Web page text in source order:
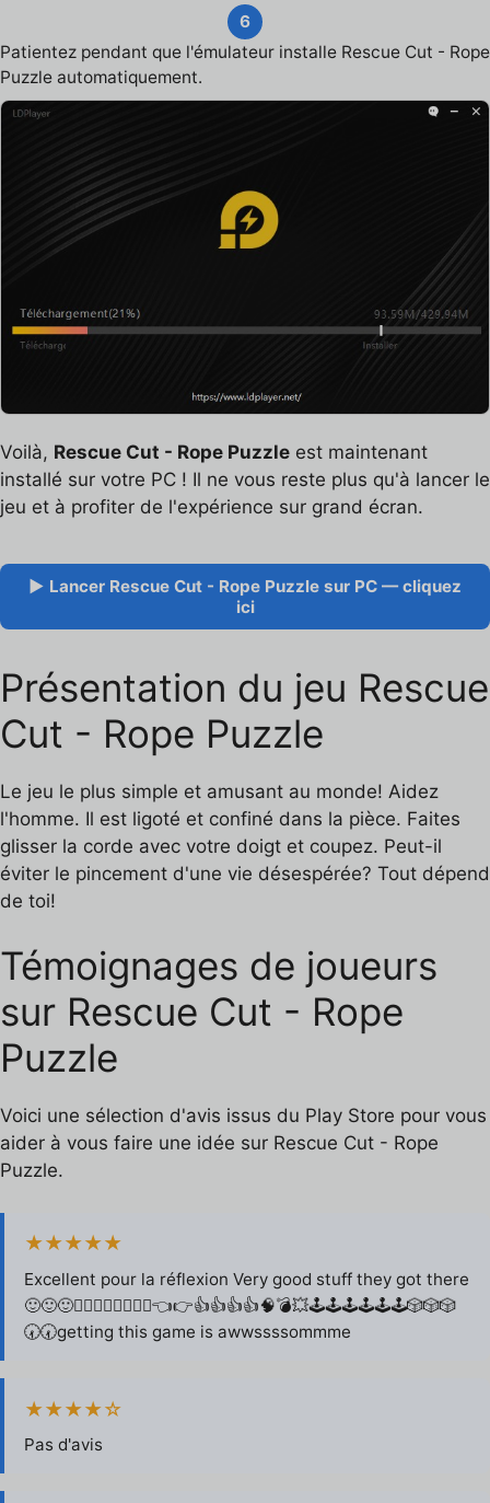
6
Patientez pendant que l'émulateur installe Rescue Cut - Rope
Puzzle automatiquement.
Voilà, Rescue Cut - Rope Puzzle est maintenant
installé sur votre PC ! Il ne vous reste plus qu'à lancer le
jeu et à profiter de l'expérience sur grand écran.
▶ Lancer Rescue Cut - Rope Puzzle sur PC — cliquez
ici
Présentation du jeu Rescue
Cut - Rope Puzzle
Le jeu le plus simple et amusant au monde! Aidez
l'homme. Il est ligoté et confiné dans la pièce. Faites
glisser la corde avec votre doigt et coupez. Peut-il
éviter le pincement d'une vie désespérée? Tout dépend
de toi!
Témoignages de joueurs
sur Rescue Cut - Rope
Puzzle
Voici une sélection d'avis issus du Play Store pour vous
aider à vous faire une idée sur Rescue Cut - Rope
Puzzle.
★★★★★
Excellent pour la réflexion Very good stuff they got there
🙂🙂🙂🏃‍♂️🏃‍♂️🏃‍♂️🏃‍♂️👈👉👍👍👍👍🧠💣💥🕹🕹🕹🕹🕹🕹🎲🎲🎲
🕢🕢getting this game is awwssssommme
★★★★☆
Pas d'avis